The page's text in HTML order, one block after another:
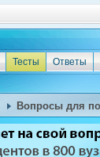
Ответы
Тесты
Вопросы для